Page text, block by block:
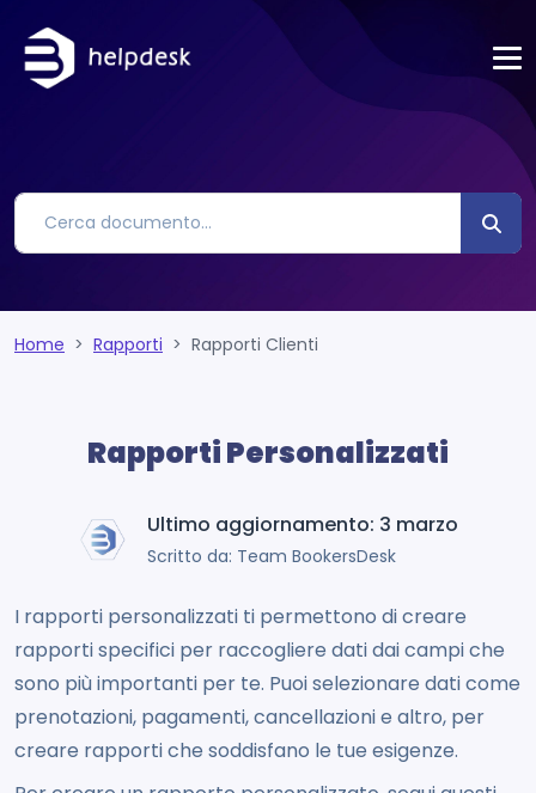
Home Rapporti Rapporti Clienti
Rapporti Personalizzati
Ultimo aggiornamento: 3 marzo
Scritto da: Team BookersDesk
I rapporti personalizzati ti permettono di creare
rapporti specifici per raccogliere dati dai campi che
sono più importanti per te. Puoi selezionare dati come
prenotazioni, pagamenti, cancellazioni e altro, per
creare rapporti che soddisfano le tue esigenze.